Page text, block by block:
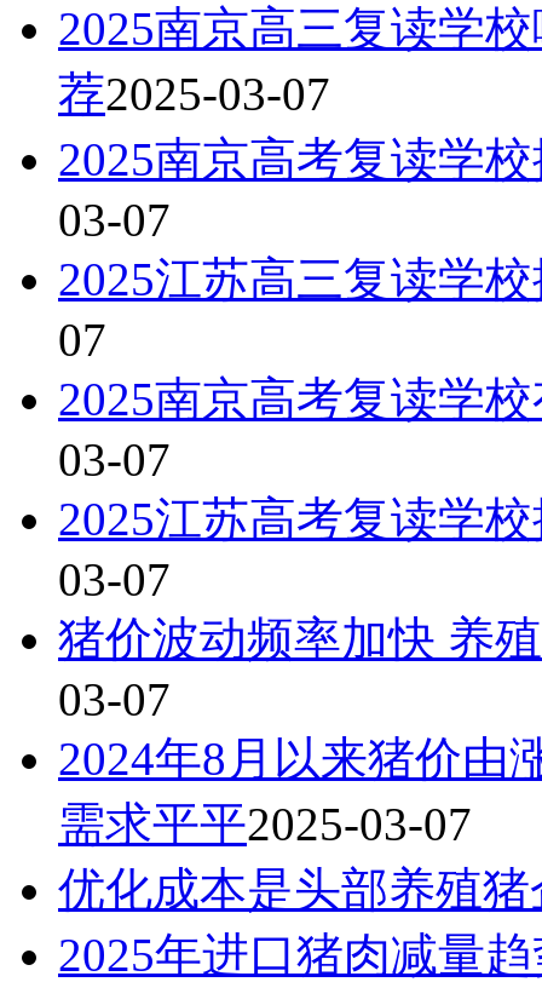
2025南京高三复读学
荐2025-03-07
2025南京高考复读学
03-07
2025江苏高三复读学
07
2025南京高考复读学
03-07
2025江苏高考复读学
03-07
猪价波动频率加快 养
03-07
2024年8月以来猪价由
需求平平2025-03-07
优化成本是头部养殖
2025年进口猪肉减量